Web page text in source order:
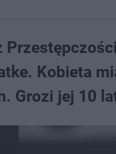
Kobieta
Grozi jej 10